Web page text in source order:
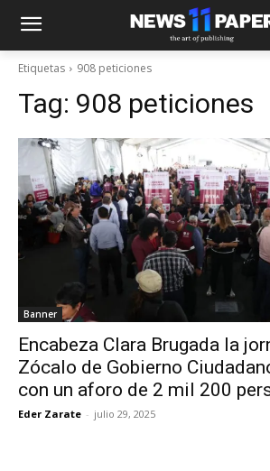
Etiquetas 908 peticiones
Tag: 908 peticiones
Banner
Encabeza Clara Brugada la
Zócalo de Gobierno
con un aforo de 2 mil 200
Eder Zarate - julio 29, 2025